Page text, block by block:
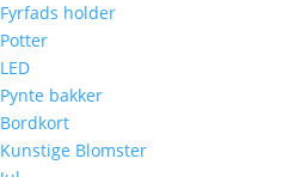
Fyrfads holder
Potter
LED
Pynte bakker
Bordkort
Kunstige Blomster